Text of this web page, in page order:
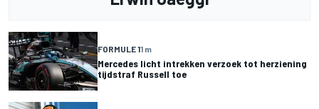
FORMULE 11 m
Mercedes licht intrekken verzoek tot herziening
tijdstraf Russell toe